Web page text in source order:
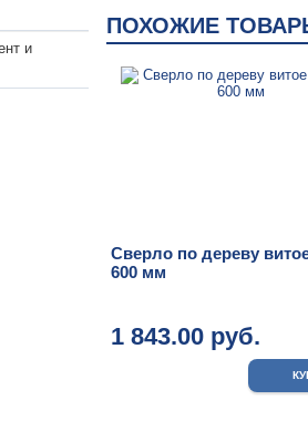
и
ПОХОЖИЕ
Сверло по дереву
600 мм
1 843.00 руб.